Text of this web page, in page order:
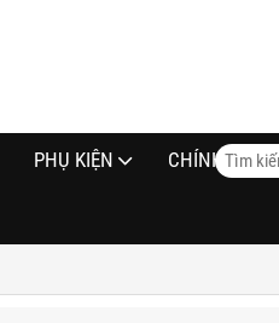
PHỤ KIỆN CHÍNH SÁCH